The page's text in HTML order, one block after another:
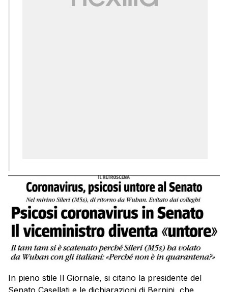
In pieno stile Il Giornale, si citano la presidente del